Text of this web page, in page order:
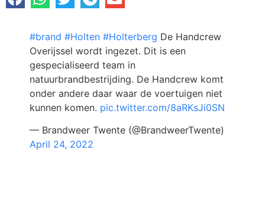
#brand #Holten #Holterberg De Handcrew
Overijssel wordt ingezet. Dit is een
gespecialiseerd team in
natuurbrandbestrijding. De Handcrew komt
onder andere daar waar de voertuigen niet
kunnen komen. pic.twitter.com/8aRKsJi0SN
— Brandweer Twente (@BrandweerTwente)
April 24, 2022